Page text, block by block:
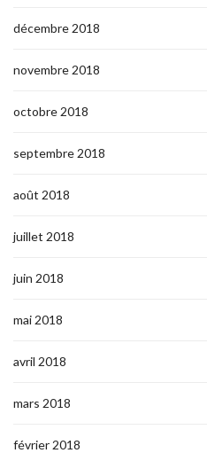
décembre 2018
novembre 2018
octobre 2018
septembre 2018
août 2018
juillet 2018
juin 2018
mai 2018
avril 2018
mars 2018
février 2018